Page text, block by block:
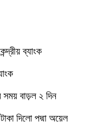
ব্যাংক
সময় বাড়ল ২ দিন
দিলো পদ্মা অয়েল